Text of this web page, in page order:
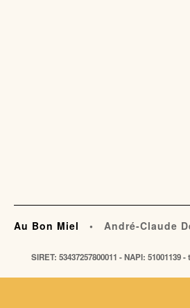
Au Bon Miel
• André-Claude
SIRET: 53437257800011 - NAPI: